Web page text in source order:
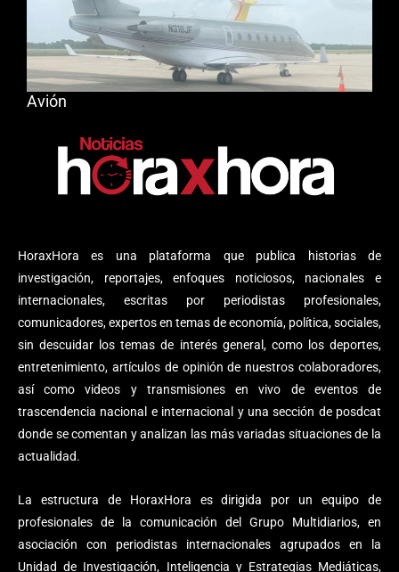
HoraxHora es una plataforma que publica historias de
investigación, reportajes, enfoques noticiosos, nacionales e
internacionales, escritas por periodistas profesionales,
comunicadores, expertos en temas de economía, política, sociales,
sin descuidar los temas de interés general, como los deportes,
entretenimiento, artículos de opinión de nuestros colaboradores,
así como videos y transmisiones en vivo de eventos de
trascendencia nacional e internacional y una sección de posdcat
donde se comentan y analizan las más variadas situaciones de la
actualidad.
La estructura de HoraxHora es dirigida por un equipo de
profesionales de la comunicación del Grupo Multidiarios, en
asociación con periodistas internacionales agrupados en la
Unidad de Investigación, Inteligencia y Estrategias Mediáticas,
Avión